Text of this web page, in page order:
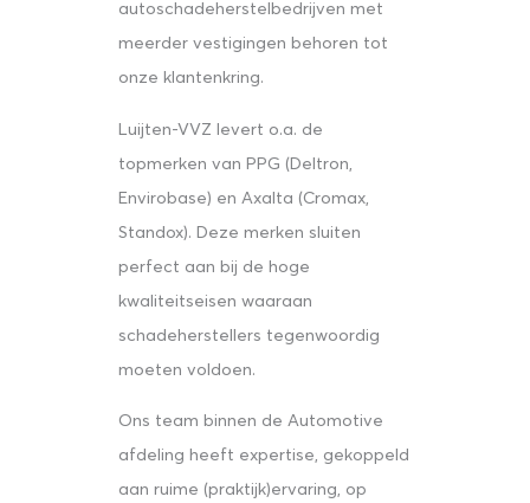
autoschadeherstelbedrijven met
meerder vestigingen behoren tot
onze klantenkring.
Luijten-VVZ levert o.a. de
topmerken van PPG (Deltron,
Envirobase) en Axalta (Cromax,
Standox). Deze merken sluiten
perfect aan bij de hoge
kwaliteitseisen waaraan
schadeherstellers tegenwoordig
moeten voldoen.
Ons team binnen de Automotive
afdeling heeft expertise, gekoppeld
aan ruime (praktijk)ervaring, op